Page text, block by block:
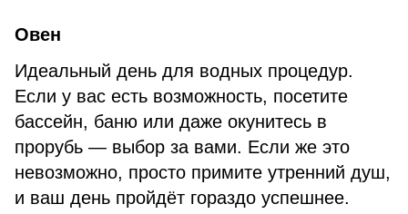
Овен
Идеальный день для водных процедур.
Если у вас есть возможность, посетите
бассейн, баню или даже окунитесь в
прорубь — выбор за вами. Если же это
невозможно, просто примите утренний душ,
и ваш день пройдёт гораздо успешнее.